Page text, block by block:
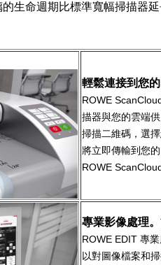
生命週期比標準寬幅掃描器
輕鬆連接到您
ROWE
描器與您的雲端
掃描二維碼，選
將立即傳輸到您
ROWE
專業影像處理
ROWE EDIT 專
以對圖像檔案和